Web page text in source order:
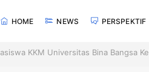
HOME NEWS PERSPEKTIF
KKM Universitas Bina Bangsa